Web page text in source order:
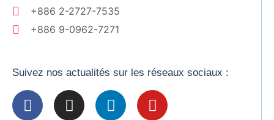
+886 2-2727-7535
+886 9-0962-7271
Suivez nos actualités sur les réseaux sociaux :